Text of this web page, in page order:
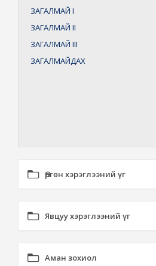
ЗАГАЛМАЙ I
ЗАГАЛМАЙ II
ЗАГАЛМАЙ III
ЗАГАЛМАЙДАХ
Өргөн хэрэглээний үг
Явцуу хэрэглээний үг
Аман зохиол